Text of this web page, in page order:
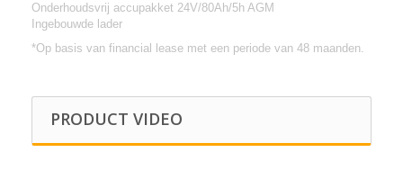
Onderhoudsvrij accupakket 24V/80Ah/5h AGM
Ingebouwde lader
*Op basis van financial lease met een periode van 48 maanden.
PRODUCT VIDEO